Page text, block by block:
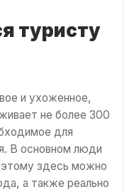
туристу
и ухоженное,
не более 300
для
В основном люди
здесь можно
а также реально